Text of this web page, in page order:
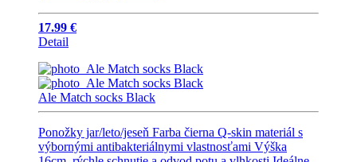
17.99 €
Detail
Ale Match socks Black
Ponožky jar/leto/jeseň Farba čierna Q-skin materiál s
výbornými antibakteriálnymi vlastnosťami Výška